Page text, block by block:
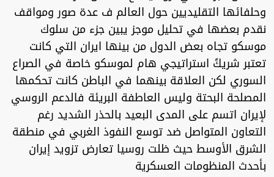
وحلفائها التقليديين حول العالم ف عدة صور ومواقف
نقدم بعضها في تحليل موجز يبين جزء من سلوك
موسكو تجاه بعض الدول من بينها ايران التي كانت
تعتبر شريكً استراتيجي هام لموسكو خاصة في الصراع
السوري لكن العلاقة بينهما في الباطن كانت تحكمها
المصلحة البحتة وليس العاطفة البريئة فالدعم الروسي
لإيران اتسم على المدى البعيد بالحذر الشديد رغم
التعاون المتواصل ضد توسع النفوذ الغربي في منطقة
الشرق الأوسط حيث ظلت روسيا تعارض تزويد إيران
بأحدث المنظومات العسكرية